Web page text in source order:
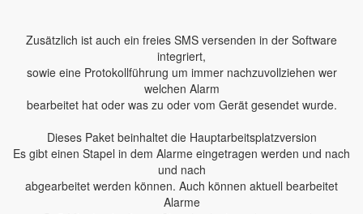
Zusätzlich ist auch ein freies SMS versenden in der Software
integriert,
sowie eine Protokollführung um immer nachzuvollziehen wer
welchen Alarm
bearbeitet hat oder was zu oder vom Gerät gesendet wurde.
Dieses Paket beinhaltet die Hauptarbeitsplatzversion
Es gibt einen Stapel in dem Alarme eingetragen werden und nach
und nach
abgearbeitet werden können. Auch können aktuell bearbeitet
Alarme